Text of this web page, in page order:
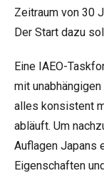
Zeitraum von 30
Der Start dazu
Eine IAEO-
mit
alles konsistent
abläuft. Um
Auflagen Japans
Eigenschaften